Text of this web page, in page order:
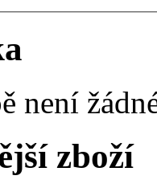
není
zboží